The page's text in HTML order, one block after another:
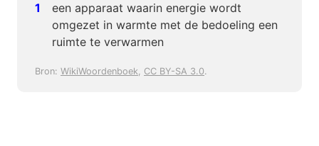
een apparaat waarin energie wordt
omgezet in warmte met de bedoeling een
ruimte te verwarmen
Bron: WikiWoordenboek, CC BY-SA 3.0.